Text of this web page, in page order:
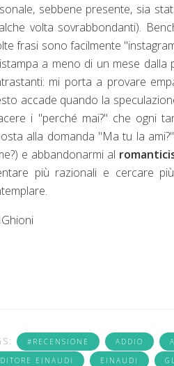
sebbene presente, sia
volta sovrabbondanti).
frasi sono facilmente
a meno di un mese dalla
mi porta a provare
accade quando la
i "perché mai?" che ogni
alla domanda "Ma tu la
e abbandonarmi al
più razionali e cercare
#RECENSIONE ADDIO
EINAUDI
EINAUDI